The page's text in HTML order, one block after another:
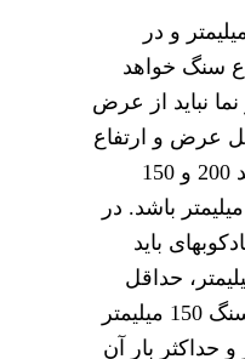
در سنگهای کله 400 میلیمتر و در
سنگ خواهد
نباید از عرض
عرض و ارتفاع
سنگ بادبر در نما به ترتیب باید 200 و 150
میلیمتر و حداکثر بار سنگ 40 میلیمتر باشد. در
باید
ارتفاع هر سنگ 180 میلیمتر، حداقل
تراش سطوح زیری و بالایی سنگ 150 میلیمتر
80 میلیمتر و حداکثر بار آن